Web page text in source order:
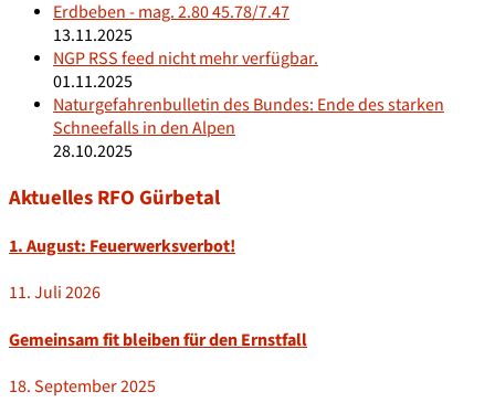
Erdbeben - mag. 2.80 45.78/7.47
13.11.2025
NGP RSS feed nicht mehr verfügbar.
01.11.2025
Naturgefahrenbulletin des Bundes: Ende des starken
Schneefalls in den Alpen
28.10.2025
Aktuelles RFO Gürbetal
1. August: Feuerwerksverbot!
11. Juli 2026
Gemeinsam fit bleiben für den Ernstfall
18. September 2025